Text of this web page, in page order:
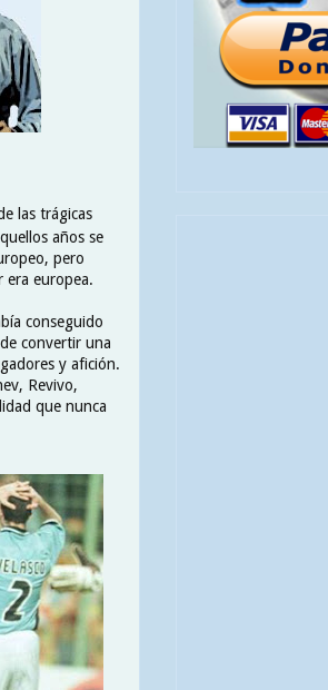
las trágicas
años se
pero
era europea.
conseguido
convertir una
y afición.
Revivo,
que nunca